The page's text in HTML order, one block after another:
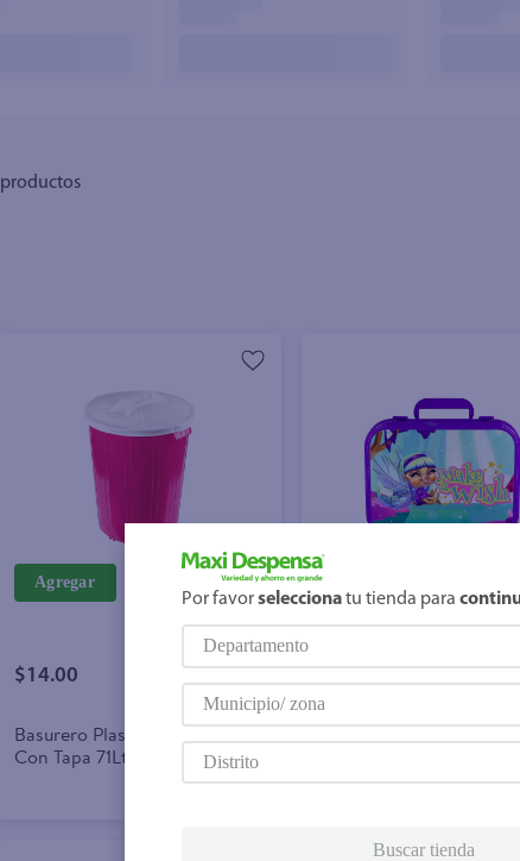
productos
Agregar
$14.00
Basurero Plastic Tacoplast
Con Tapa 71Lt
$7.45
Lonchera Tacoplast
Magic Con Accesorios
Por favorseleccionatu tienda para
Departamento
Municipio/ zona
Distrito
Buscar tienda